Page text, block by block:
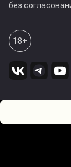
без
18+